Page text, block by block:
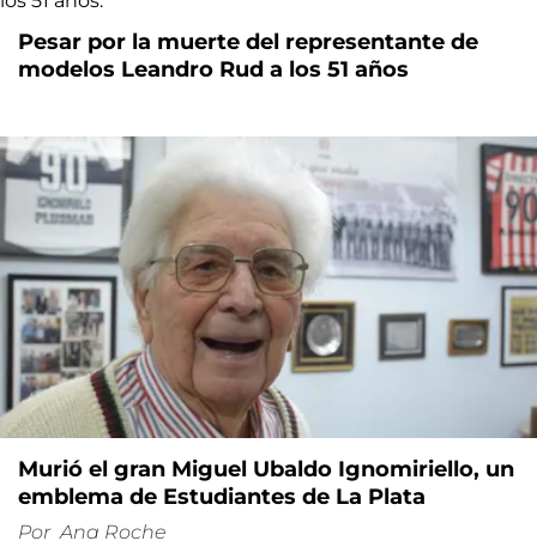
Pesar por la muerte del representante de
modelos Leandro Rud a los 51 años
Murió el gran Miguel Ubaldo Ignomiriello, un
emblema de Estudiantes de La Plata
Por Ana Roche